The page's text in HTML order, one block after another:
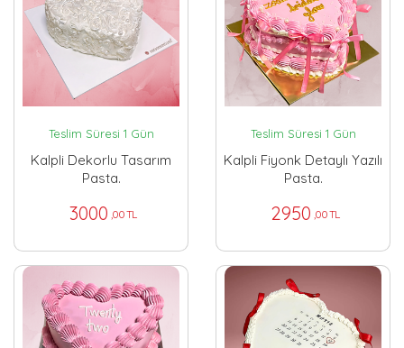
Teslim Süresi 1 Gün
Kalpli Dekorlu Tasarım
Pasta.
3000 ,00 TL
Teslim Süresi 1 Gün
Kalpli Fiyonk Detaylı Yazılı
Pasta.
2950 ,00 TL